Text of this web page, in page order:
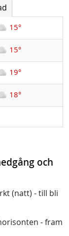
15°
15°
19°
18°
och
(natt) - till bli
- fram